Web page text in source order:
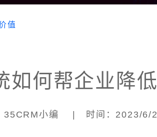
值
如何帮企业降低
35CRM小编 | 时间：2023/6/